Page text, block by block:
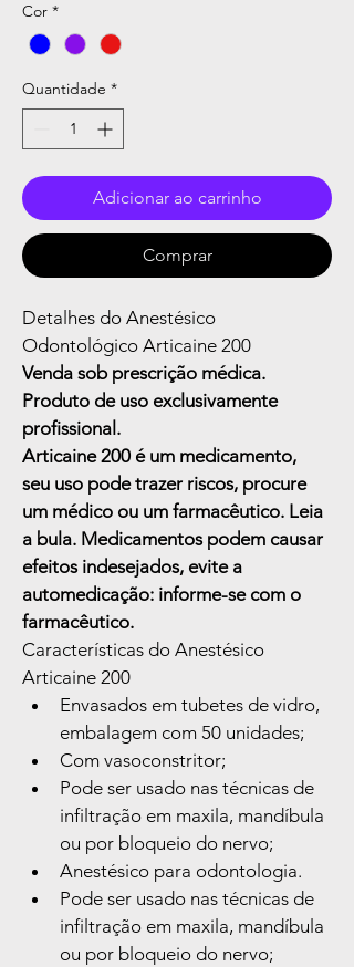
Cor *
Quantidade *
Adicionar ao carrinho
Comprar
Detalhes do Anestésico
Odontológico Articaine 200
Venda sob prescrição médica.
Produto de uso exclusivamente
profissional.
Articaine 200 é um medicamento,
seu uso pode trazer riscos, procure
um médico ou um farmacêutico. Leia
a bula. Medicamentos podem causar
efeitos indesejados, evite a
automedicação: informe-se com o
farmacêutico.
Características do Anestésico
Articaine 200
Envasados em tubetes de vidro,
embalagem com 50 unidades;
Com vasoconstritor;
Pode ser usado nas técnicas de
infiltração em maxila, mandíbula
ou por bloqueio do nervo;
Anestésico para odontologia.
Pode ser usado nas técnicas de
infiltração em maxila, mandíbula
ou por bloqueio do nervo;